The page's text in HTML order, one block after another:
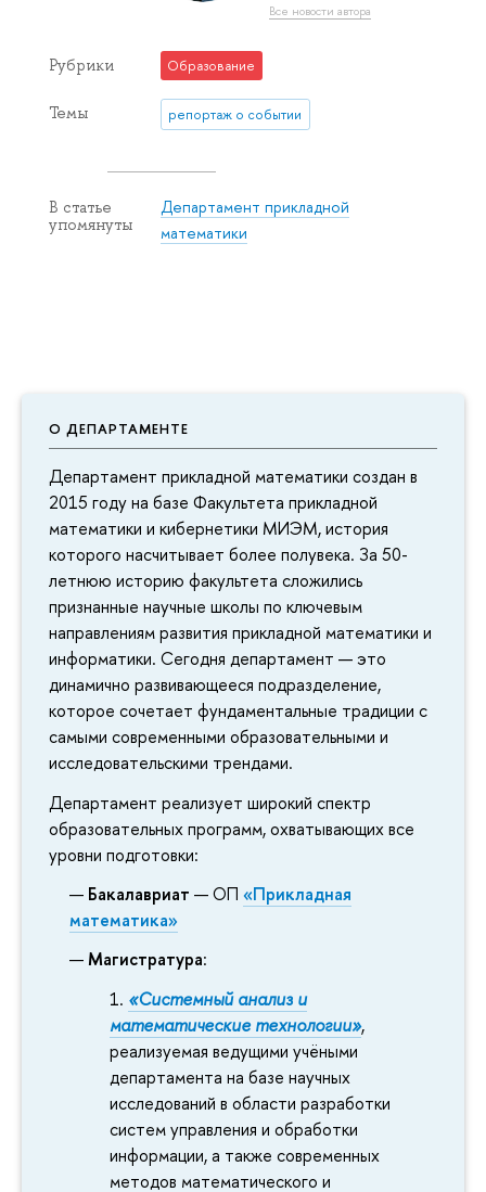
О ДЕПАРТАМЕНТЕ
Департамент прикладной математики создан в
2015 году на базе Факультета прикладной
математики и кибернетики МИЭМ, история
которого насчитывает более полувека. За 50-
летнюю историю факультета сложились
признанные научные школы по ключевым
направлениям развития прикладной математики и
информатики. Сегодня департамент — это
динамично развивающееся подразделение,
которое сочетает фундаментальные традиции с
самыми современными образовательными и
исследовательскими трендами.
Департамент реализует широкий спектр
образовательных программ, охватывающих все
уровни подготовки:
Бакалавриат — ОП«Прикладная
математика»
Магистратура:
«Системный анализ и
математические технологии»,
реализуемая ведущими учёными
департамента на базе научных
исследований в области разработки
систем управления и обработки
информации, а также современных
методов математического и
Все новости автора
Рубрики Образование
Темы репортаж о событии
В статье
упомянуты
Департамент прикладной
математики